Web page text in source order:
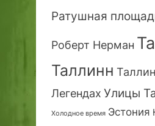
Ратушная
Роберт Нерман
Таллинн
Легендах Улицы
Холодное время Эстония